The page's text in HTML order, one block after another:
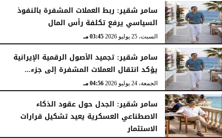
سامر شقير: ربط العملات المشفرة بالنفوذ
السياسي يرفع تكلفة رأس المال
السبت، 25 يوليو 2026 03:45 مـ
سامر شقير: تجميد الأصول الرقمية الإيرانية
يؤكد انتقال العملات المشفرة إلى جزء...
الجمعة، 24 يوليو 2026 04:56 مـ
سامر شقير: الجدل حول عقود الذكاء
الاصطناعي العسكرية يعيد تشكيل قرارات
الاستثمار